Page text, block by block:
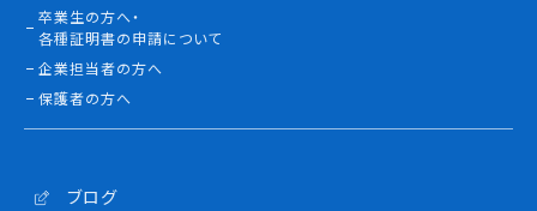
卒業生の方へ・
各種証明書の申請について
企業担当者の方へ
保護者の方へ
ブログ